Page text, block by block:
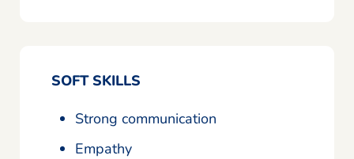
SOFT SKILLS
Strong communication
Empathy